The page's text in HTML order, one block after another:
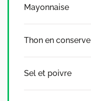
Mayonnaise
Thon en conserve
Sel et poivre